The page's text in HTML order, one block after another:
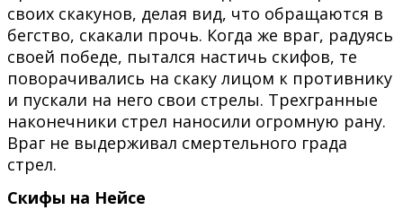
своих скакунов, делая вид, что обращаются в
бегство, скакали прочь. Когда же враг, радуясь
своей победе, пытался настичь скифов, те
поворачивались на скаку лицом к противнику
и пускали на него свои стрелы. Трехгранные
наконечники стрел наносили огромную рану.
Враг не выдерживал смертельного града
стрел.
Скифы на Нейсе